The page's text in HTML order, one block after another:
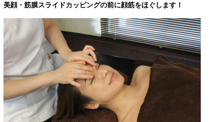
美顔・筋膜スライドカッピングの前に顔筋をほぐします！